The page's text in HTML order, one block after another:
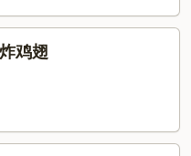
鸡翅